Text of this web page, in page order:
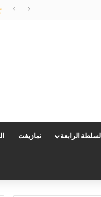
السلطة الرابعة تمازيغت